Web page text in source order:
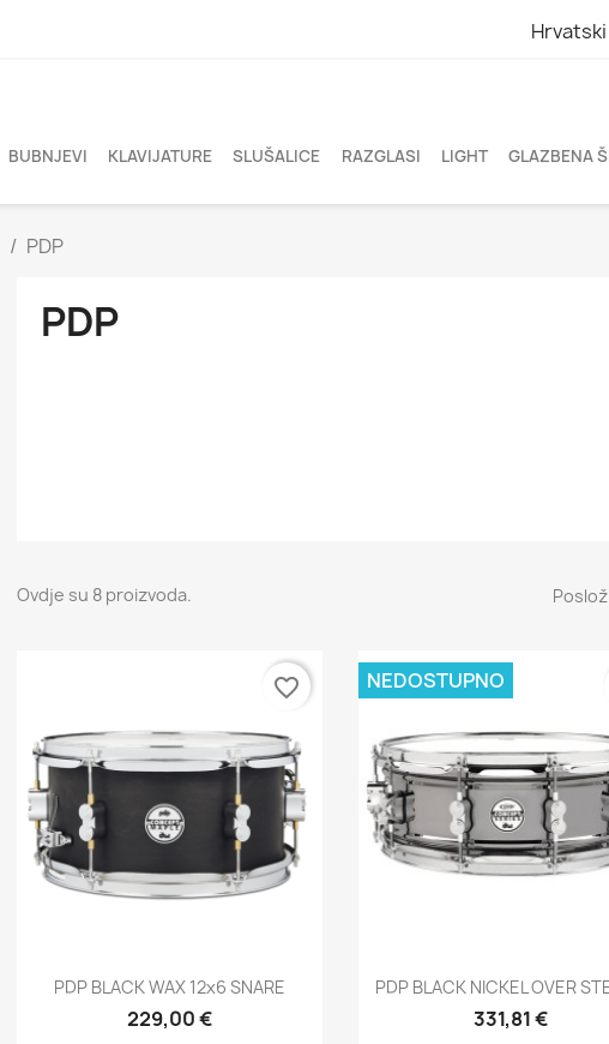
Hrvatski
BUBNJEVI KLAVIJATURE SLUŠALICE RAZGLASI LIGHT GLAZBENA
PDP
PDP
Ovdje su 8 proizvoda.
Brzi pregled
PDP BLACK WAX 12x6 SNARE
229,00 €
favorite_border
 Brzi pregled
PDP BLACK NICKEL OVER
331,81 €
NEDOSTUPNO